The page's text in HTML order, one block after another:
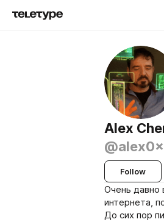
Alex
Follow
Очень давно
интернета,
До сих пор